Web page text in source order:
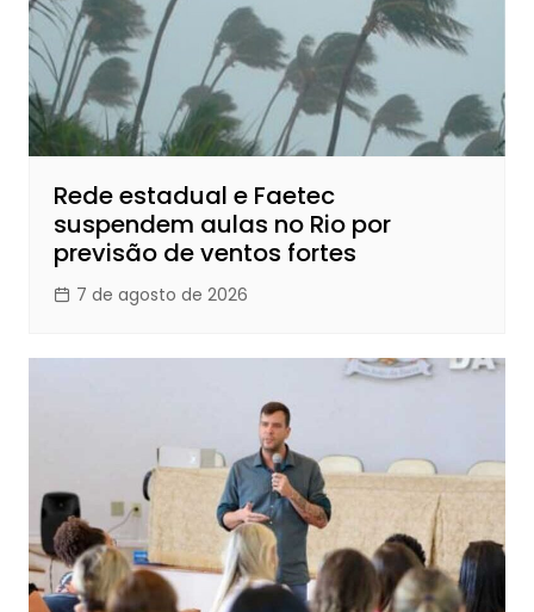
Rede estadual e Faetec
suspendem aulas no Rio por
previsão de ventos fortes
7 de agosto de 2026